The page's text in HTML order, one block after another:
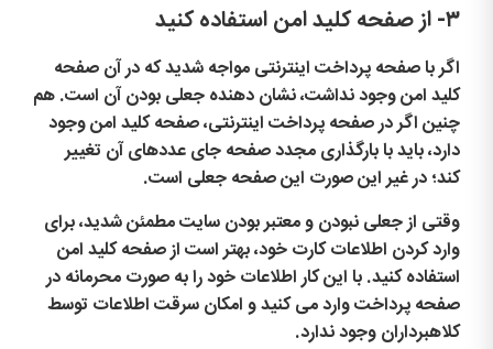
۳- از صفحه کلید امن استفاده کنید
اگر با صفحه پرداخت اینترنتی مواجه شدید که در آن صفحه
کلید امن وجود نداشت، نشان دهنده جعلی بودن آن است. هم
چنین اگر در صفحه پرداخت اینترنتی، صفحه کلید امن وجود
دارد، باید با بارگذاری مجدد صفحه جای عددهای آن تغییر
کند؛ در غیر این صورت این صفحه جعلی است.
وقتی از جعلی نبودن و معتبر بودن سایت مطمئن شدید، برای
وارد کردن اطلاعات کارت خود، بهتر است از صفحه کلید امن
استفاده کنید. با این کار اطلاعات خود را به صورت محرمانه در
صفحه پرداخت وارد می کنید و امکان سرقت اطلاعات توسط
کلاهبرداران وجود ندارد.